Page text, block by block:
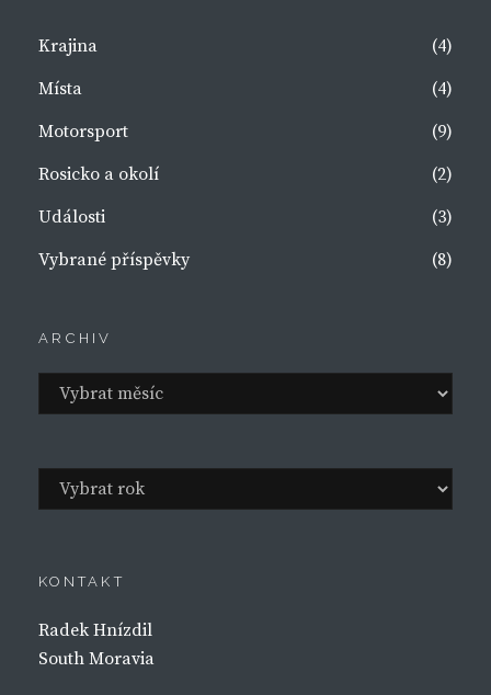
Krajina
(4)
Místa
(4)
Motorsport
(9)
Rosicko a okolí
(2)
Události
(3)
Vybrané příspěvky
(8)
ARCHIV
Archiv
Archivy
KONTAKT
Radek Hnízdil
South Moravia